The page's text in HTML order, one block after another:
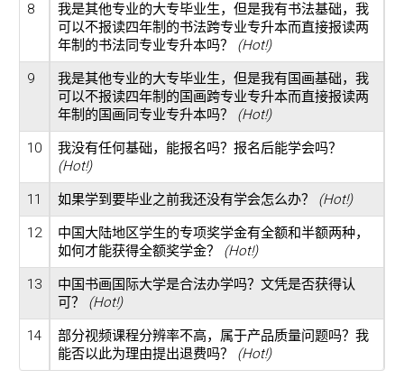
8
我是其他专业的大专毕业生，但是我有书法基础，我
可以不报读四年制的书法跨专业专升本而直接报读两
年制的书法同专业专升本吗？
(Hot!)
9
我是其他专业的大专毕业生，但是我有国画基础，我
可以不报读四年制的国画跨专业专升本而直接报读两
年制的国画同专业专升本吗？
(Hot!)
10
我没有任何基础，能报名吗？报名后能学会吗？
(Hot!)
11 如果学到要毕业之前我还没有学会怎么办？ (Hot!)
12
中国大陆地区学生的专项奖学金有全额和半额两种，
如何才能获得全额奖学金？
(Hot!)
13
中国书画国际大学是合法办学吗？文凭是否获得认
可？
(Hot!)
14
部分视频课程分辨率不高，属于产品质量问题吗？我
能否以此为理由提出退费吗？
(Hot!)